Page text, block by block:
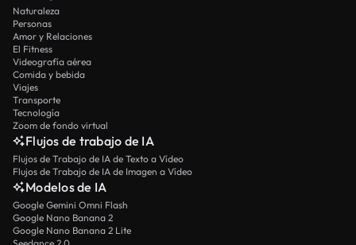
Naturaleza
Personas
Amor y Relaciones
El Fitness
Videografía aérea
Comida y bebida
Viajes
Transporte
Tecnología
Zoom de fondo virtual
Flujos de trabajo de IA
Flujos de Trabajo de IA de Texto a Vídeo
Flujos de Trabajo de IA de Imagen a Vídeo
Modelos de IA
Google Gemini Omni Flash
Google Nano Banana 2
Google Nano Banana 2 Lite